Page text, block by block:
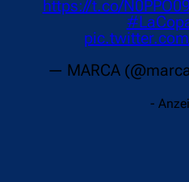
https://t.co/
— MARCA
-